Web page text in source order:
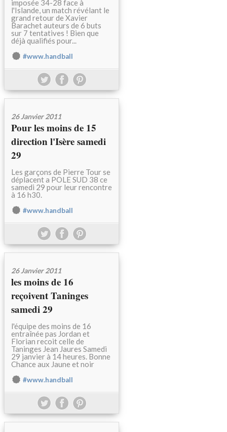
imposée 34-28 face à
l'Islande, un match révélant le
grand retour de Xavier
Barachet auteurs de 6 buts
sur 7 tentatives ! Bien que
déjà qualifiés pour...
#www.handball
26 Janvier 2011
Pour les moins de 15
direction l'Isère samedi
29
Les garçons de Pierre Tour se
déplacent a POLE SUD 38 ce
samedi 29 pour leur rencontre
à 16 h30.
#www.handball
26 Janvier 2011
les moins de 16
reçoivent Taninges
samedi 29
l'équipe des moins de 16
entraînée pas Jordan et
Florian recoit celle de
Taninges Jean Jaures Samedi
29 janvier à 14 heures. Bonne
Chance aux Jaune et noir
#www.handball